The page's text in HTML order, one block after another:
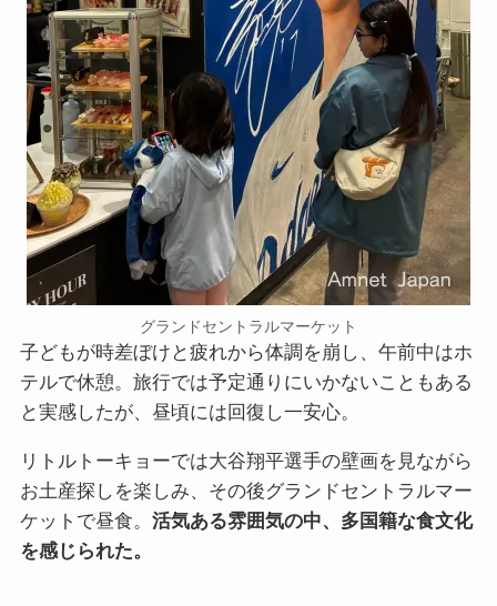
グランドセントラルマーケット
子どもが時差ぼけと疲れから体調を崩し、午前中はホ
テルで休憩。旅行では予定通りにいかないこともある
と実感したが、昼頃には回復し一安心。
リトルトーキョーでは大谷翔平選手の壁画を見ながら
お土産探しを楽しみ、その後グランドセントラルマー
ケットで昼食。 活気ある雰囲気の中、多国籍な食文化
を感じられた。